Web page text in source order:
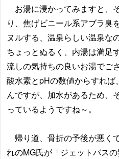
お湯に浸かってみますと、
り、焦げビニール系アブラ臭
ヌルする、温泉らしい温泉な
ちょっとぬるく、内湯は満足
流しの気持ちの良いお湯でご
酸水素とpHの数値からすれ
んですが、加水があるため、
っているようですね～。
帰り道、骨折の予後が悪く
れのMG氏が「ジェットバス